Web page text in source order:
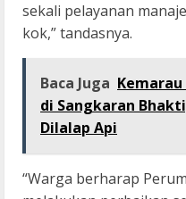
sekali pelayanan
kok,” tandasnya.
Baca Juga
di Sangkaran
Dilalap Api
“Warga berharap